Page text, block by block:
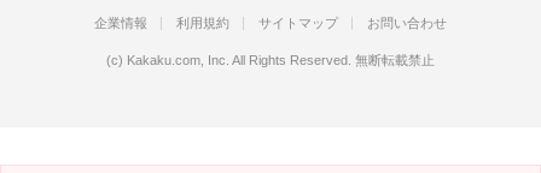
企業情報 利用規約 サイトマップ お問い合わせ
(c) Kakaku.com, Inc. All Rights Reserved. 無断転載禁止